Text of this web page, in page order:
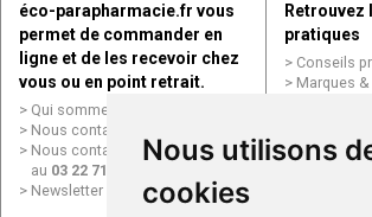
Nous utilisons
cookies
éco-parapharmacie.fr vous
permet de commander en
ligne et de les recevoir chez
vous ou en point retrait.
Qui sommes nous ?
Nous contacter par e-mail
Nous contacter par téléphone
au 03 22 71 64 10
Newsletter
Retrouvez
pratiques
Conseils
Marques
Mentions
Données